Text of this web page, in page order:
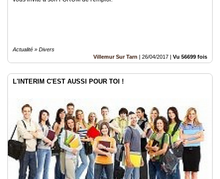
Actualité » Divers
Villemur Sur Tarn | 26/04/2017 | Vu 56699 fois
L'INTERIM C'EST AUSSI POUR TOI !